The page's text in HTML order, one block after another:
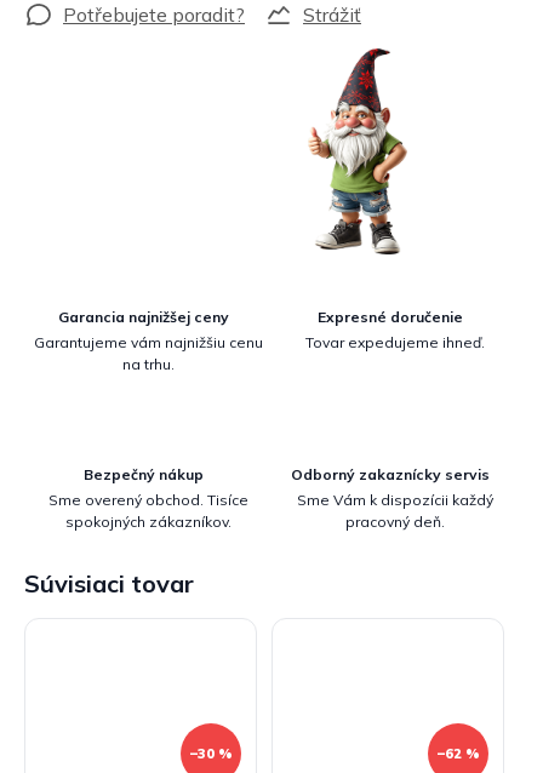
Strážiť
Garancia najnižšej ceny
Garantujeme vám najnižšiu cenu
na trhu.
Expresné doručenie
Tovar expedujeme ihneď.
Bezpečný nákup
Sme overený obchod. Tisíce
spokojných zákazníkov.
Odborný zakaznícky servis
Sme Vám k dispozícii každý
pracovný deň.
Súvisiaci tovar
–30 % –62 %